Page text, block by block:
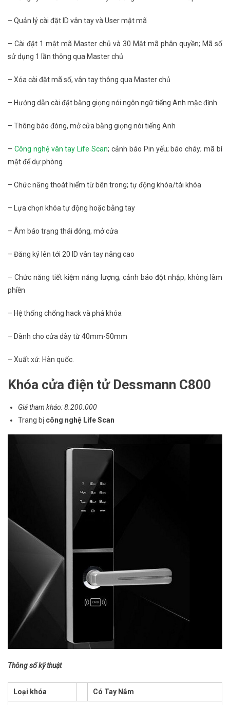
– Quản lý cài đặt ID vân tay và User mật mã
– Cài đặt 1 mật mã Master chủ và 30 Mật mã phân quyền; Mã số
sử dụng 1 lần thông qua Master chủ
– Xóa cài đặt mã số, vân tay thông qua Master chủ
– Hướng dẫn cài đặt bằng giọng nói ngôn ngữ tiếng Anh mặc định
– Thông báo đóng, mở cửa bằng giọng nói tiếng Anh
– Công nghệ vân tay Life Scan; cảnh báo Pin yếu; báo cháy; mã bí
mật để dự phòng
– Chức năng thoát hiểm từ bên trong; tự động khóa/tái khóa
– Lựa chọn khóa tự động hoặc bằng tay
– Âm báo trạng thái đóng, mở cửa
– Đăng ký lên tới 20 ID vân tay nâng cao
– Chức năng tiết kiệm năng lượng; cảnh báo đột nhập; không làm
phiền
– Hệ thống chống hack và phá khóa
– Dành cho cửa dày từ 40mm-50mm
– Xuất xứ: Hàn quốc.
Khóa cửa điện tử Dessmann C800
Giá tham khảo: 8.200.000
Trang bị công nghệ Life Scan
Thông số kỹ thuật
Loại khóa Có Tay Nắm